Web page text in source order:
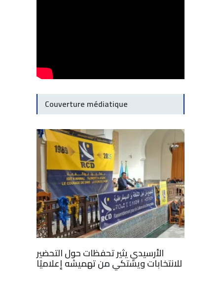
Couverture médiatique
الأرسيدي يثير تحفظات حول التحضير
للانتخابات ويشتكي من تهميشه إعلاميًا